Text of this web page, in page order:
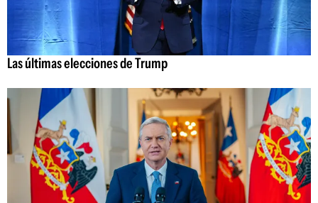
Las últimas elecciones de Trump